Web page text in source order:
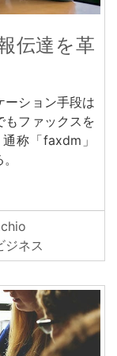
伝達を革
ーション手段は
もファックスを
称「faxdm」
ジネス